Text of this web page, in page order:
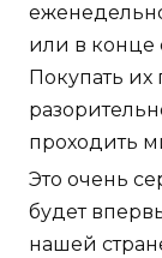
или в конце
Покупать
проходить
Это очень
будет
нашей